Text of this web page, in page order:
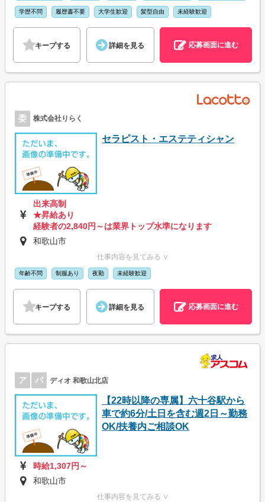
学歴不問 履歴書不要 大学生歓迎 髪型自由 未経験歓迎
キープする 詳細を見る 応募画面に進む
委 株式会社りらく
セラピスト・エステティシャン
出来高制
★昇給あり
経験者の2,840円～は業界トップ水準になります
和歌山市
仕事内容を見てみる ∨
年齢不問 制服あり 夜勤 未経験歓迎
キープする 詳細を見る 応募画面に進む
ア パ ディオ 和歌山北店
【22時以降の専属】六十谷駅から
車で約6分/土日を含む週2日～勤務
OK/扶養内ご相談OK
時給1,307円～
和歌山市
仕事内容を見てみる ∨